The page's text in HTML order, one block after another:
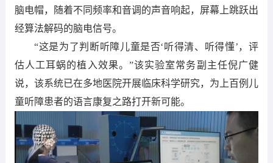
脑电帽，随着不同频率和音调的声音响起，屏幕上跳跃出
经算法解码的脑电信号。
“这是为了判断听障儿童是否‘听得清、听得懂’，评
估人工耳蜗的植入效果。”该实验室常务副主任倪广健
说，该系统已在多地医院开展临床科学研究，为上百例儿
童听障患者的语言康复之路打开新可能。